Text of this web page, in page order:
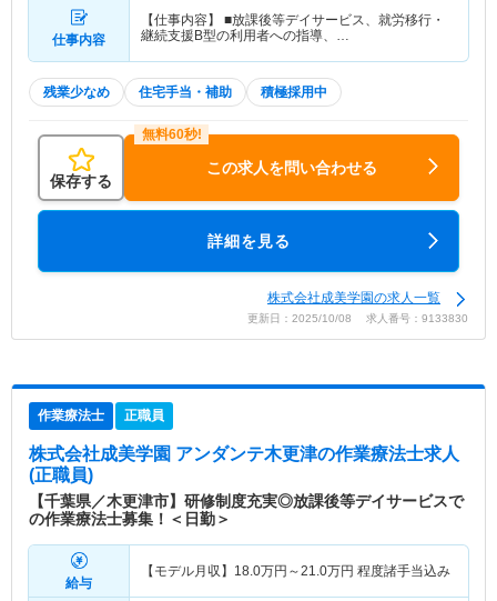
仕事内容
【仕事内容】 ■放課後等デイサービス、就労移行・
継続支援B型の利用者への指導、…
残業少なめ 住宅手当・補助 積極採用中
保存する
この求人を問い合わせる
詳細を見る
株式会社成美学園の求人一覧
更新日：2025/10/08 求人番号：9133830
作業療法士 正職員
株式会社成美学園 アンダンテ木更津の作業療法士求人
(正職員)
【千葉県／木更津市】研修制度充実◎放課後等デイサービスで
の作業療法士募集！＜日勤＞
給与
【モデル月収】 18.0万円～21.0万円 程度諸手当込み